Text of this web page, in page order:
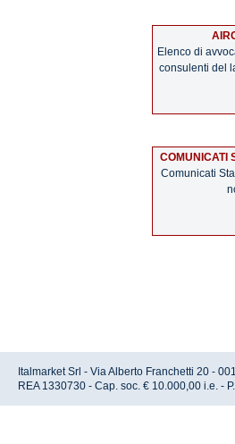
Elenco di
consulenti del
COMUNICATI
Comunicati
Italmarket Srl - Via Alberto Franchetti 20 -
REA 1330730 - Cap. soc. € 10.000,00 i.e. -